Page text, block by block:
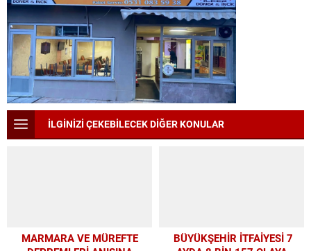
İLGİNİZİ ÇEKEBİLECEK DİĞER KONULAR
MARMARA VE MÜREFTE
BÜYÜKŞEHİR İTFAİYESİ 7